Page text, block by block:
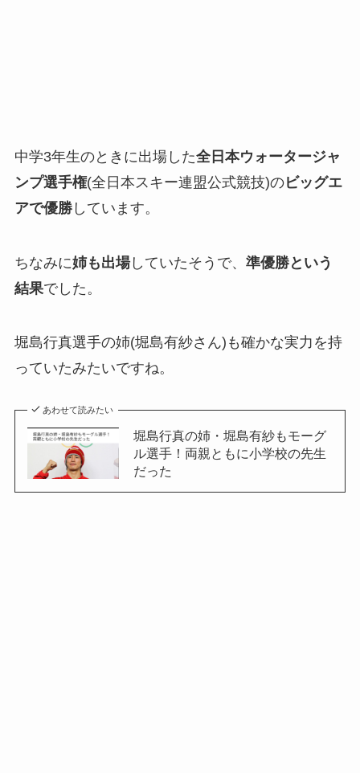
中学3年生のときに出場した全日本ウォータージャ
ンプ選手権(全日本スキー連盟公式競技)のビッグエ
アで優勝しています。
ちなみに姉も出場していたそうで、 準優勝という
結果でした。
堀島行真選手の姉(堀島有紗さん)も確かな実力を持
っていたみたいですね。
あわせて読みたい
堀島行真の姉・堀島有紗もモーグ
ル選手！両親ともに小学校の先生
だった